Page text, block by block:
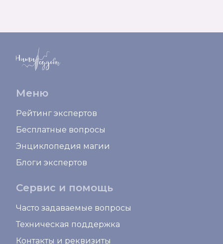
Меню
Рейтинг экспертов
Бесплатные вопросы
Энциклопедия магии
Блоги экспертов
Сервис и помощь
Часто задаваемые вопросы
Техническая поддержка
Контакты и реквизиты